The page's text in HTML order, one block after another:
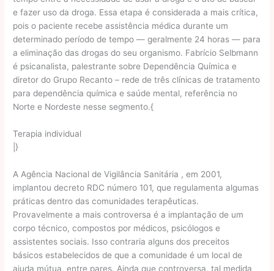
e fazer uso da droga. Essa etapa é considerada a mais crítica,
pois o paciente recebe assistência médica durante um
determinado período de tempo — geralmente 24 horas — para
a eliminação das drogas do seu organismo. Fabrício Selbmann
é psicanalista, palestrante sobre Dependência Química e
diretor do Grupo Recanto – rede de três clínicas de tratamento
para dependência química e saúde mental, referência no
Norte e Nordeste nesse segmento.{
Terapia individual
|}
A Agência Nacional de Vigilância Sanitária , em 2001,
implantou decreto RDC número 101, que regulamenta algumas
práticas dentro das comunidades terapêuticas.
Provavelmente a mais controversa é a implantação de um
corpo técnico, compostos por médicos, psicólogos e
assistentes sociais. Isso contraria alguns dos preceitos
básicos estabelecidos de que a comunidade é um local de
ajuda mútua, entre pares. Ainda que controversa, tal medida